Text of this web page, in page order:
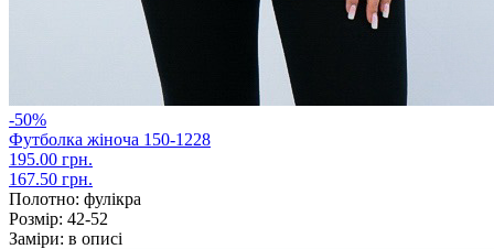
-50%
Футболка жіноча 150-1228
195.00 грн.
167.50 грн.
Полотно: фулікра
Розмір: 42-52
Заміри: в описі